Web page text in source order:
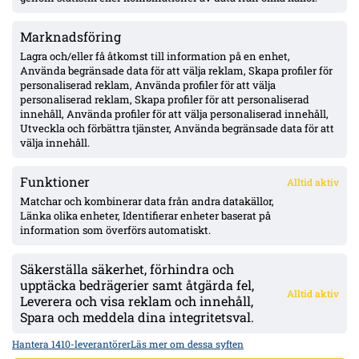
Marknadsföring
Lagra och/eller få åtkomst till information på en enhet,
Använda begränsade data för att välja reklam, Skapa profiler för
personaliserad reklam, Använda profiler för att välja
personaliserad reklam, Skapa profiler för att personaliserad
innehåll, Använda profiler för att välja personaliserad innehåll,
Utveckla och förbättra tjänster, Använda begränsade data för att
välja innehåll.
Funktioner Alltid aktiv
Matchar och kombinerar data från andra datakällor,
Länka olika enheter, Identifierar enheter baserat på
information som överförs automatiskt.
Säkerställa säkerhet, förhindra och
upptäcka bedrägerier samt åtgärda fel,
Leverera och visa reklam och innehåll,
Spara och meddela dina integritetsval.
Alltid aktiv
Hantera 1410-leverantörerLäs mer om dessa syften
Officiellt: Kalmar FF lånar ut Abdi Sabriye till FF Jaro –
säsongen ut
Officiellt: Degerfors värvar Karim Boutera – kontrakt till
sommaren 2030, spelklar mot Malmö
ÖVERSIKT
Nyheter & Reportage
Spelarbetyg
KONTAKT
kontakt@bollsvenskan.se
redaktionen@bollsvenskan.se
jobb@bollsvenskan.se
ÖVRIGT